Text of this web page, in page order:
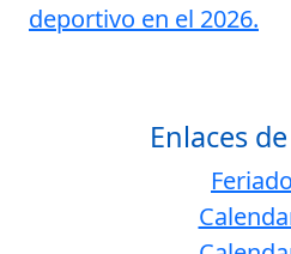
deportivo en el 2026.
Enlaces